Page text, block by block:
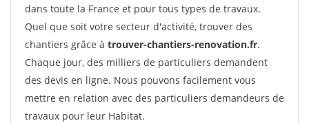
dans toute la France et pour tous types de travaux.
Quel que soit votre secteur d'activité, trouver des
chantiers grâce à trouver-chantiers-renovation.fr.
Chaque jour, des milliers de particuliers demandent
des devis en ligne. Nous pouvons facilement vous
mettre en relation avec des particuliers demandeurs de
travaux pour leur Habitat.